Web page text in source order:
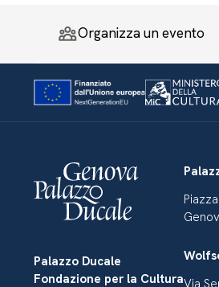
Organizza un evento
Palazzo Ducale
Fondazione per la CulturaVia